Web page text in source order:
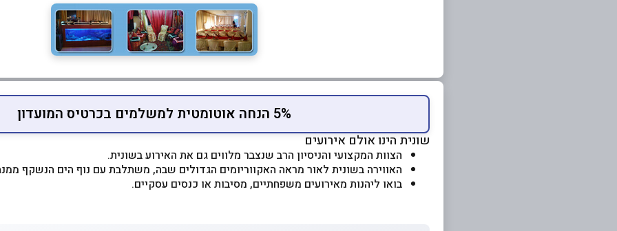
5% הנחה אוטומטית למשלמים בכרטיס המועדון
שונית הינו אולם אירועים
הצוות המקצועי והניסיון הרב שנצבר מלווים גם את האירוע בשונית.
האווירה בשונית לאור מראה האקווריומים הגדולים שבה, משתלבת עם נוף הים הנשקף
בואו ליהנות מאירועים משפחתיים, מסיבות או כנסים עסקיים.